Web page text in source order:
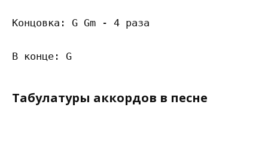
Концовка: G Gm - 4 раза
Табулатуры аккордов в песне